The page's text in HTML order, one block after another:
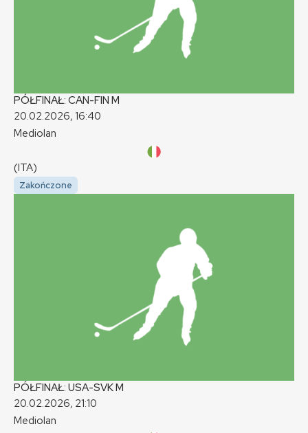
PÓŁFINAŁ: CAN-FIN M
20.02.2026, 16:40
Mediolan
(ITA)
Zakończone
PÓŁFINAŁ: USA-SVKM
20.02.2026, 21:10
Mediolan